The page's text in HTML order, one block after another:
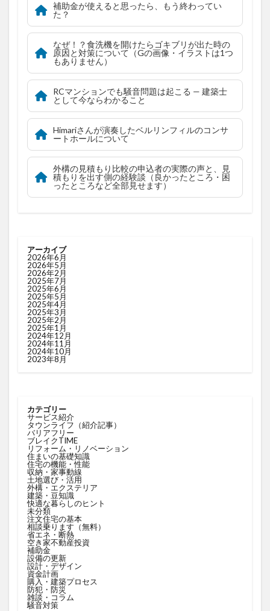
補助金が使えると思ったら、もう終わってい
た？
なぜ！？食洗機を開けたらゴキブリが出た時の
原因と対策について（Gの画像・イラストは1つ
もありません）
RCマンションでも騒音問題は起こる — 建築士
として今ならわかること
Himariさんが演奏したベルリンフィルのコンサ
ートホールについて
外構の見積もり比較の申込者の実際の声と、見
積もりを出す側の経験談（良かったところ・困
ったところなど全部見せます）
アーカイブ
2026年6月
2026年5月
2026年2月
2025年7月
2025年6月
2025年5月
2025年4月
2025年3月
2025年2月
2025年1月
2024年12月
2024年11月
2024年10月
2023年8月
カテゴリー
サービス紹介
タウンライフ（紹介記事）
バリアフリー
ブレイクTIME
リフォーム・リノベーション
住まいの基礎知識
住宅の機能・性能
収納・家事動線
土地選び・活用
外構・エクステリア
建築・豆知識
快適な暮らしのヒント
未分類
注文住宅の基本
相談乗ります（無料）
省エネ・断熱
空き家不動産投資
補助金
設備の更新
設計・デザイン
資金計画
購入・建築プロセス
防犯・防災
雑談・コラム
騒音対策